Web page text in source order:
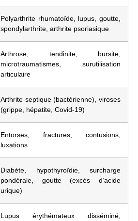
Polyarthrite rhumatoïde, lupus, goutte,
spondylarthrite, arthrite psoriasique
Arthrose, tendinite, bursite,
microtraumatismes, surutilisation
articulaire
Arthrite septique (bactérienne), viroses
(grippe, hépatite, Covid-19)
Entorses, fractures, contusions,
luxations
Diabète, hypothyroïdie, surcharge
pondérale, goutte (excès d’acide
urique)
Lupus érythémateux disséminé,